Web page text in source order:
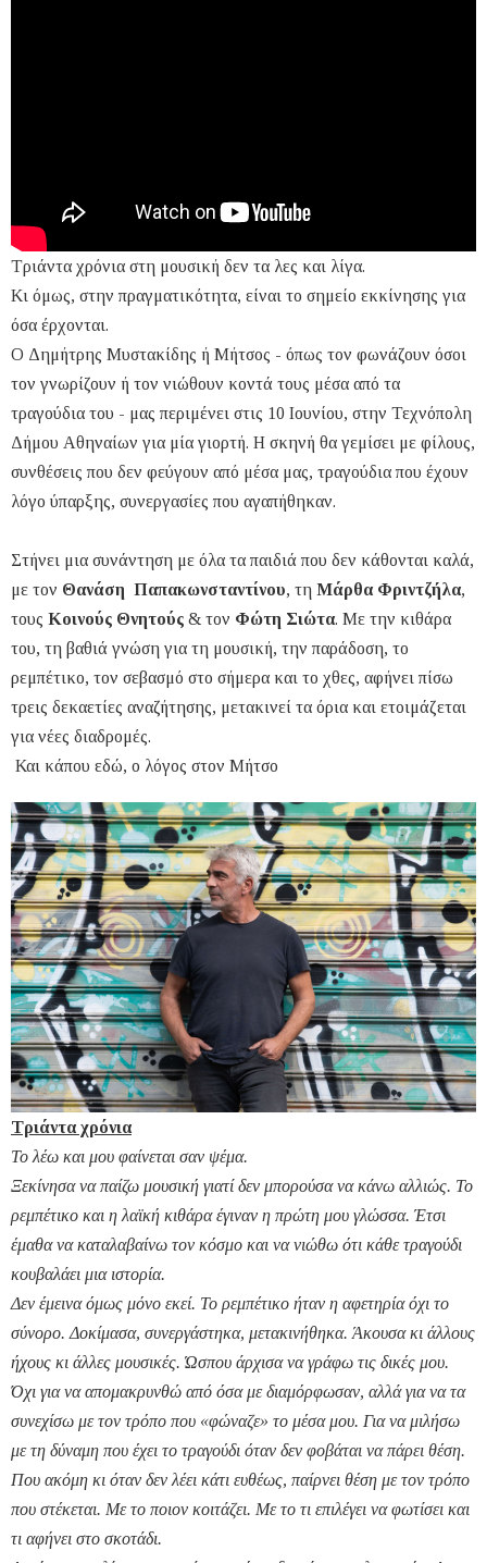
Τριάντα χρόνια στη μουσική δεν τα λες και λίγα.
Κι όμως, στην πραγματικότητα, είναι το σημείο εκκίνησης για
όσα έρχονται.
Ο Δημήτρης Μυστακίδης ή Μήτσος - όπως τον φωνάζουν όσοι
τον γνωρίζουν ή τον νιώθουν κοντά τους μέσα από τα
τραγούδια του - μας περιμένει στις 10 Ιουνίου, στην Τεχνόπολη
Δήμου Αθηναίων για μία γιορτή. Η σκηνή θα γεμίσει με φίλους,
συνθέσεις που δεν φεύγουν από μέσα μας, τραγούδια που έχουν
λόγο ύπαρξης, συνεργασίες που αγαπήθηκαν.
Στήνει μια συνάντηση με όλα τα παιδιά που δεν κάθονται καλά,
με τον Θανάση Παπακωνσταντίνου, τη Μάρθα Φριντζήλα,
τους Κοινούς Θνητούς & τον Φώτη Σιώτα. Με την κιθάρα
του, τη βαθιά γνώση για τη μουσική, την παράδοση, το
ρεμπέτικο, τον σεβασμό στο σήμερα και το χθες, αφήνει πίσω
τρεις δεκαετίες αναζήτησης, μετακινεί τα όρια και ετοιμάζεται
για νέες διαδρομές.
Και κάπου εδώ, ο λόγος στον Μήτσο
Τριάντα χρόνια
Το λέω και μου φαίνεται σαν ψέμα.
Ξεκίνησα να παίζω μουσική γιατί δεν μπορούσα να κάνω αλλιώς. Το
ρεμπέτικο και η λαϊκή κιθάρα έγιναν η πρώτη μου γλώσσα. Έτσι
έμαθα να καταλαβαίνω τον κόσμο και να νιώθω ότι κάθε τραγούδι
κουβαλάει μια ιστορία.
Δεν έμεινα όμως μόνο εκεί. Το ρεμπέτικο ήταν η αφετηρία όχι το
σύνορο. Δοκίμασα, συνεργάστηκα, μετακινήθηκα. Άκουσα κι άλλους
ήχους κι άλλες μουσικές. Ώσπου άρχισα να γράφω τις δικές μου.
Όχι για να απομακρυνθώ από όσα με διαμόρφωσαν, αλλά για να τα
συνεχίσω με τον τρόπο που «φώναζε» το μέσα μου. Για να μιλήσω
με τη δύναμη που έχει το τραγούδι όταν δεν φοβάται να πάρει θέση.
Που ακόμη κι όταν δεν λέει κάτι ευθέως, παίρνει θέση με τον τρόπο
που στέκεται. Με το ποιον κοιτάζει. Με το τι επιλέγει να φωτίσει και
τι αφήνει στο σκοτάδι.